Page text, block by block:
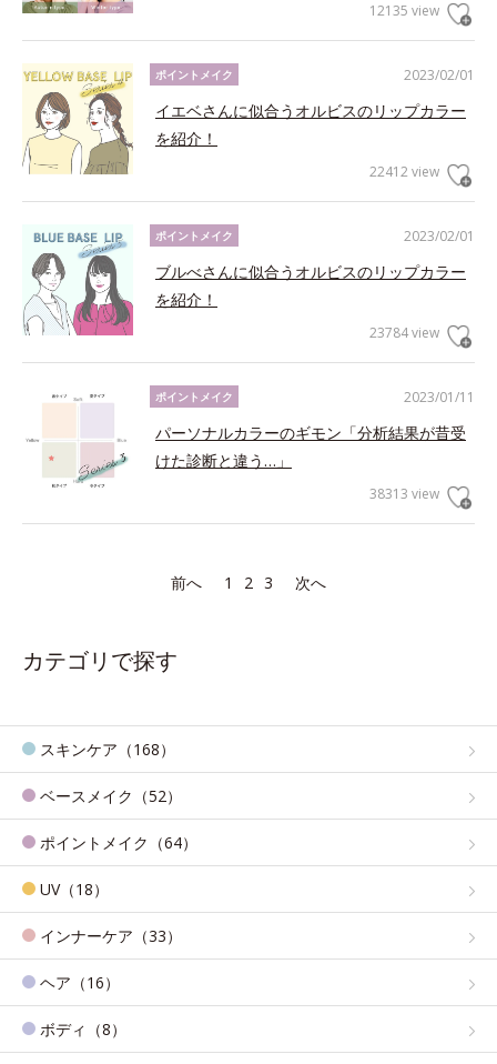
12135 view
2023/02/01
ポイントメイク
イエベさんに似合うオルビスのリップカラー
を紹介！
22412 view
2023/02/01
ポイントメイク
ブルべさんに似合うオルビスのリップカラー
を紹介！
23784 view
2023/01/11
ポイントメイク
パーソナルカラーのギモン「分析結果が昔受
けた診断と違う…」
38313 view
前へ 1 2 3 次へ
カテゴリで探す
スキンケア（168）
ベースメイク（52）
ポイントメイク（64）
UV（18）
インナーケア（33）
ヘア（16）
ボディ（8）